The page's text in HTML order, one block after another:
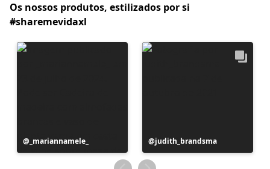
Os nossos produtos, estilizados por si
#sharemevidaxl
Postagem
publicada
_mariannamele_
Postagem
publicada
por
judith_brandsma